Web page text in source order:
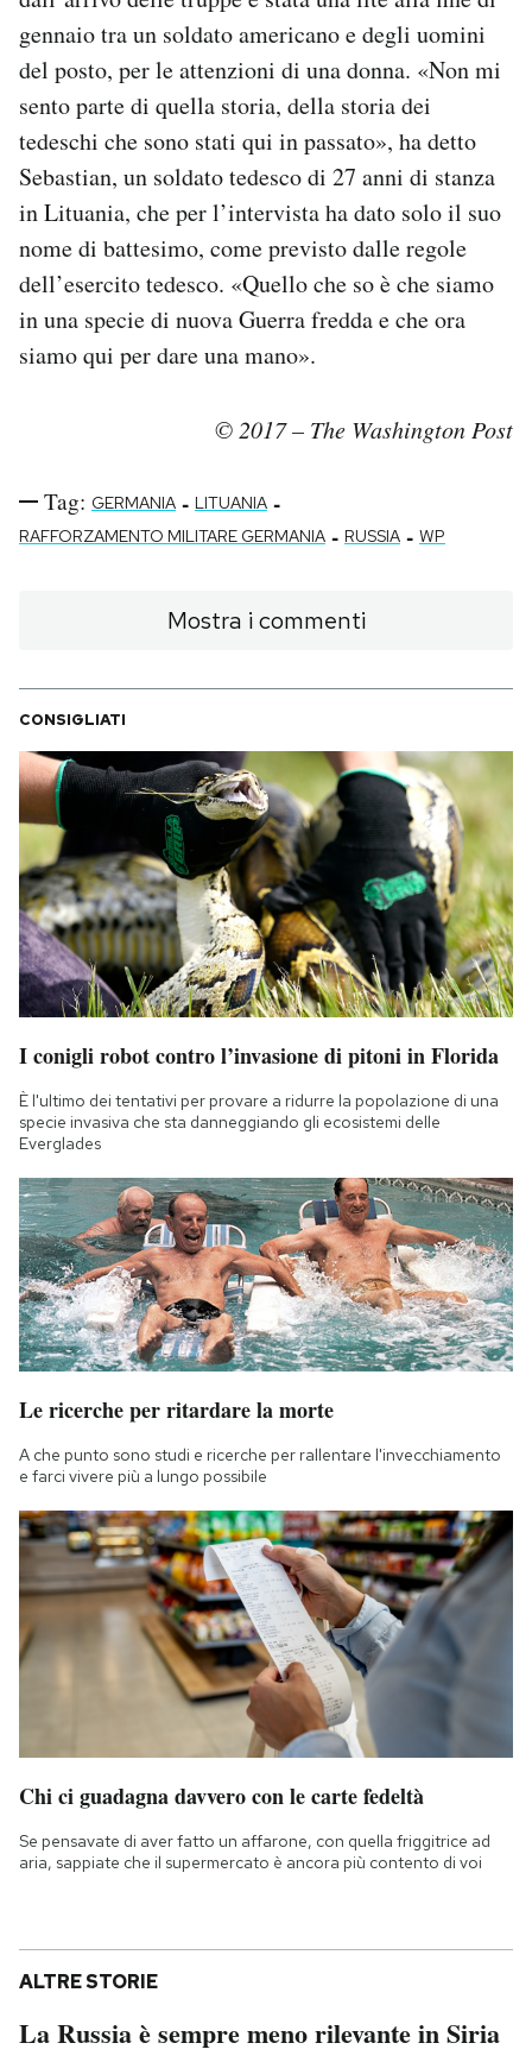
gennaio tra un soldato americano e degli uomini
del posto, per le attenzioni di una donna. «Non mi
sento parte di quella storia, della storia dei
tedeschi che sono stati qui in passato», ha detto
Sebastian, un soldato tedesco di 27 anni di stanza
in Lituania, che per l’intervista ha dato solo il suo
nome di battesimo, come previsto dalle regole
dell’esercito tedesco. «Quello che so è che siamo
in una specie di nuova Guerra fredda e che ora
siamo qui per dare una mano».
© 2017 – The Washington Post
Tag: GERMANIA - LITUANIA -
RAFFORZAMENTO MILITARE GERMANIA - RUSSIA - WP
Mostra i commenti
CONSIGLIATI
I conigli robot contro l’invasione di pitoni in Florida
È l'ultimo dei tentativi per provare a ridurre la popolazione di una
specie invasiva che sta danneggiando gli ecosistemi delle
Everglades
Le ricerche per ritardare la morte
A che punto sono studi e ricerche per rallentare l'invecchiamento
e farci vivere più a lungo possibile
Chi ci guadagna davvero con le carte fedeltà
Se pensavate di aver fatto un affarone, con quella friggitrice ad
aria, sappiate che il supermercato è ancora più contento di voi
ALTRE STORIE
La Russia è sempre meno rilevante in Siria